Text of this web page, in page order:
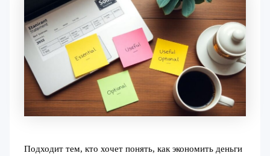
Подходит тем, кто хочет понять, как экономить деньги